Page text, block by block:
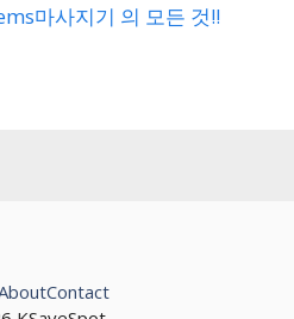
마사지기 의 모든 것!!
Contact